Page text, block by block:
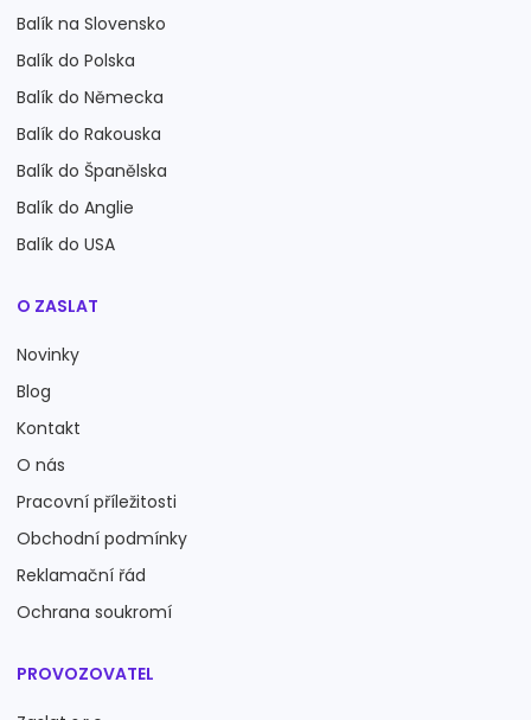
Balík na Slovensko
Balík do Polska
Balík do Německa
Balík do Rakouska
Balík do Španělska
Balík do Anglie
Balík do USA
O ZASLAT
Novinky
Blog
Kontakt
O nás
Pracovní příležitosti
Obchodní podmínky
Reklamační řád
Ochrana soukromí
PROVOZOVATEL